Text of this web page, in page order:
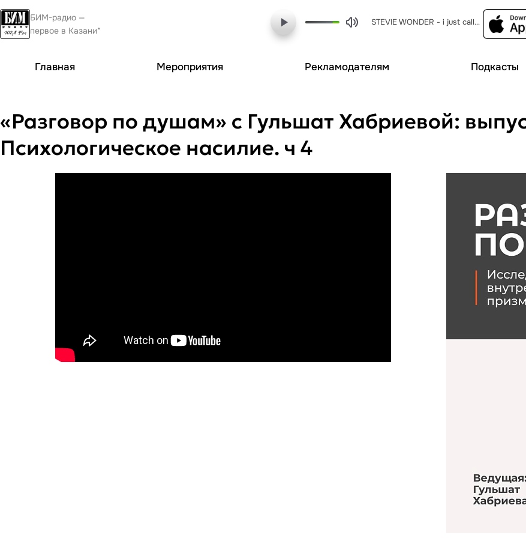
БИМ-радио —
первое в Казани*
STEVIE WONDER - i just called to say i love you
Главная Мероприятия Рекламодателям Подкасты
«Разговор по душам» с Гульшат Хабриевой:
Психологическое насилие. ч 4